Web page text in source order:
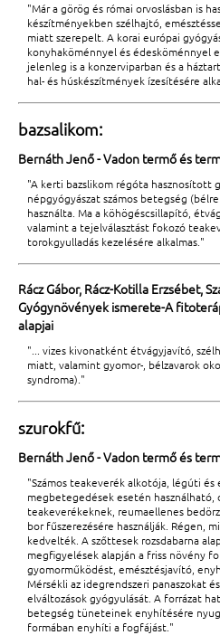
"Már a görög és római orvoslásban is
készítményekben szélhajtó,
miatt szerepelt. A korai európai
konyhaköménnyel és édesköménnyel
jelenleg is a konzerviparban és a
hal- és húskészítmények ízesítésére
bazsalikom:
Bernáth Jenő - Vadon termő és
"A kerti bazslikom régóta hasznosított
népgyógyászat számos betegség
használta. Ma a köhögéscsillapító,
valamint a tejelválasztást fokozó
torokgyulladás kezelésére alkalmas."
Rácz Gábor, Rácz-Kotilla Erzsébet,
Gyógynövények ismerete-A
alapjai
"... vizes kivonatként étvágyjavító,
miatt, valamint gyomor-, bélzavarok
syndroma)."
szurokfű:
Bernáth Jenő - Vadon termő és
"Számos teakeverék alkotója, légúti
megbetegedések esetén
teakeverékeknek, reumaellenes
bor fűszerezésére használják. Régen,
kedvelték. A szőttesek rozsdabarna
megfigyelések alapján a friss növény
gyomorműködést, emésztésjavító,
Mérsékli az idegrendszeri panaszokat
elváltozások gyógyulását. A forrázat
betegség tüneteinek enyhítésére
formában enyhíti a fogfájást."